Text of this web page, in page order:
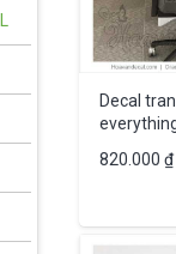
Decal
820.000 ₫